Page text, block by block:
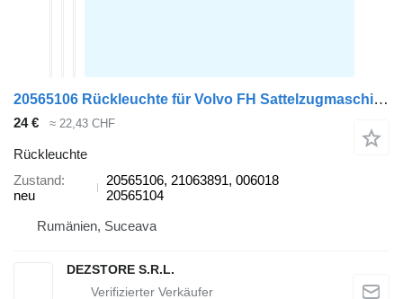
20565106 Rückleuchte für Volvo FH Sattelzugmaschine
24 € ≈ 22,43 CHF
Rückleuchte
Zustand
neu
20565106, 21063891, 006018
20565104
Rumänien, Suceava
DEZSTORE S.R.L.